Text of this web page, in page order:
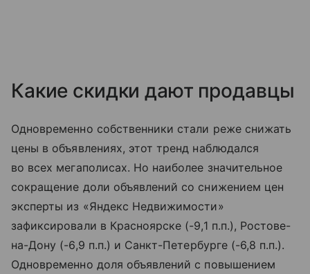
Какие скидки дают продавцы
Одновременно собственники стали реже снижать
цены в объявлениях, этот тренд наблюдался
во всех мегаполисах. Но наиболее значительное
сокращение доли объявлений со снижением цен
эксперты из «Яндекс Недвижимости»
зафиксировали в Красноярске (-9,1 п.п.), Ростове-
на-Дону (-6,9 п.п.) и Санкт-Петербурге (-6,8 п.п.).
Одновременно доля объявлений с повышением